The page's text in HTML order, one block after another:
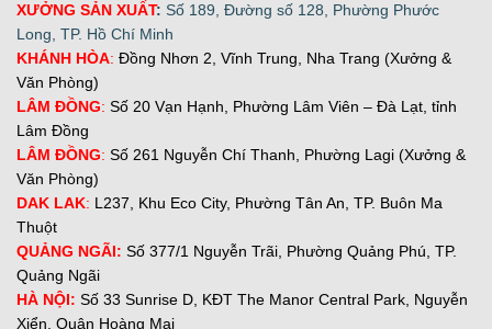
XƯỞNG SẢN XUẤT: Số 189, Đường số 128, Phường Phước
Long, TP. Hồ Chí Minh
KHÁNH HÒA: Đồng Nhơn 2, Vĩnh Trung, Nha Trang (Xưởng &
Văn Phòng)
LÂM ĐỒNG: Số 20 Vạn Hạnh, Phường Lâm Viên – Đà Lạt, tỉnh
Lâm Đồng
LÂM ĐỒNG: Số 261 Nguyễn Chí Thanh, Phường Lagi (Xưởng &
Văn Phòng)
DAK LAK: L237, Khu Eco City, Phường Tân An, TP. Buôn Ma
Thuột
QUẢNG NGÃI: Số 377/1 Nguyễn Trãi, Phường Quảng Phú, TP.
Quảng Ngãi
HÀ NỘI: Số 33 Sunrise D, KĐT The Manor Central Park, Nguyễn
Xiển, Quận Hoàng Mai